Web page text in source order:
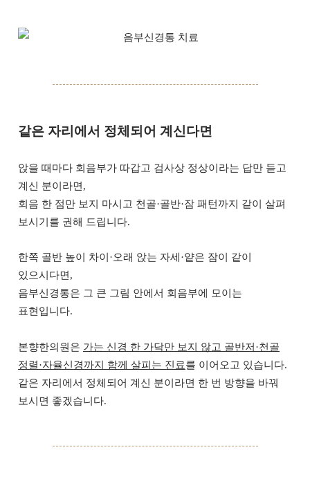
같은 자리에서 정체되어 계신다면
앉을 때마다 회음부가 따갑고 검사상 정상이라는 답만 듣고
계신 분이라면,
회음 한 점만 보지 마시고 천골·골반·잠 패턴까지 같이 살펴
보시기를 권해 드립니다.
한쪽 골반 높이 차이·오래 앉는 자세·얕은 잠이 같이
있으시다면,
음부신경통은 그 큰 그림 안에서 회음부에 모이는
표현입니다.
본향한의원은 가는 신경 한 가닥만 보지 않고 골반저·천골
정렬·자율신경까지 함께 살피는 진료를 이어오고 있습니다.
같은 자리에서 정체되어 계신 분이라면 한 번 방향을 바꿔
보시면 좋겠습니다.